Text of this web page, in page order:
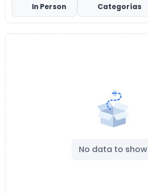
In Person Categorías
No data to show